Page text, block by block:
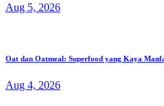
Aug 5, 2026
Oat dan Oatmeal: Superfood yang Kaya
Aug 4, 2026